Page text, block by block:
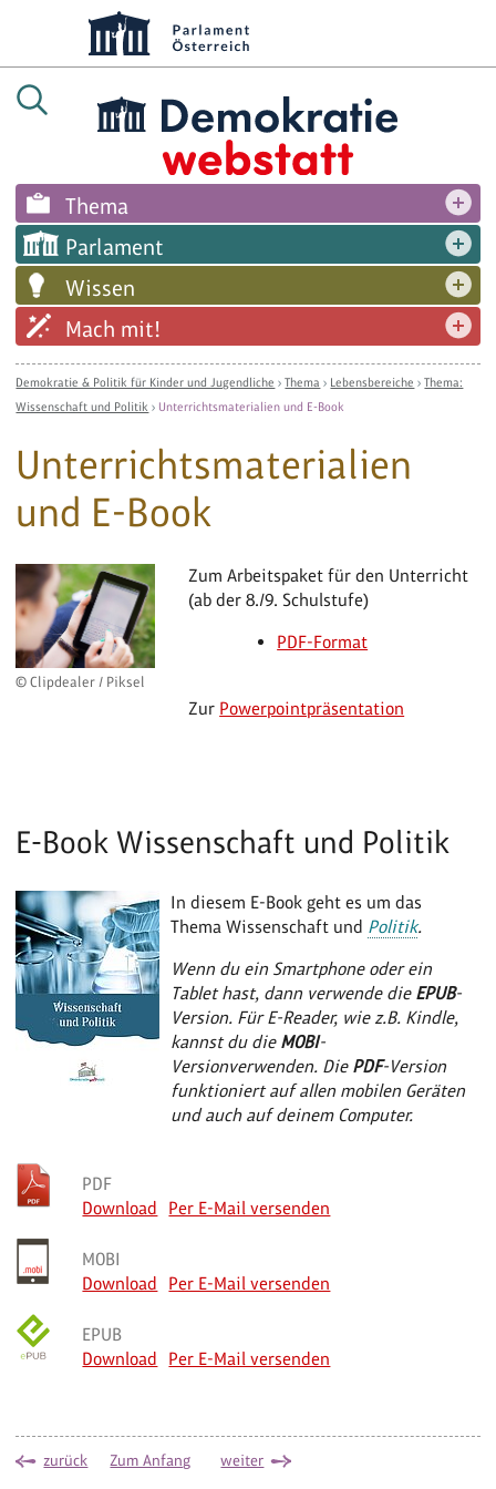
Thema
Parlament
Wissen
Mach mit!
Demokratie & Politik für Kinder und Jugendliche ›Thema › Lebensbereiche ›Thema:
Wissenschaft und Politik › Unterrichtsmaterialien und E-Book
Unterrichtsmaterialien
und E-Book
© Clipdealer / Piksel
Zum Arbeitspaket für den Unterricht
(ab der 8./9. Schulstufe)
PDF-Format
Zur Powerpointpräsentation
E-Book Wissenschaft und Politik
In diesem E-Book geht es um das
Thema Wissenschaft und Politik.
Wenn du ein Smartphone oder ein
Tablet hast, dann verwende die EPUB-
Version. Für E-Reader, wie z.B. Kindle,
kannst du die MOBI-
Versionverwenden. Die PDF-Version
funktioniert auf allen mobilen Geräten
und auch auf deinem Computer.
PDF
Download
Per E-Mail versenden
MOBI
Download
Per E-Mail versenden
EPUB
Download
Per E-Mail versenden
zurück Zum Anfang weiter